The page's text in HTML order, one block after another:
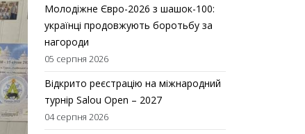
Молодіжне Євро-2026 з шашок-100:
українці продовжують боротьбу за
нагороди
05 серпня 2026
Відкрито реєстрацію на міжнародний
турнір Salou Open – 2027
04 серпня 2026